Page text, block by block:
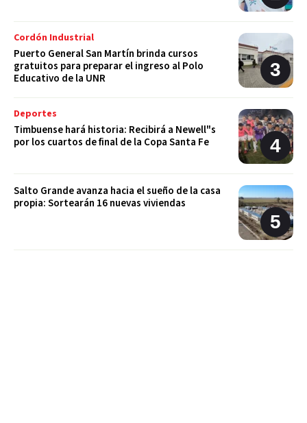
Cordón Industrial
Puerto General San Martín brinda cursos
gratuitos para preparar el ingreso al Polo
Educativo de la UNR
Deportes
Timbuense hará historia: Recibirá a Newell"s
por los cuartos de final de la Copa Santa Fe
Salto Grande avanza hacia el sueño de la casa
propia: Sortearán 16 nuevas viviendas